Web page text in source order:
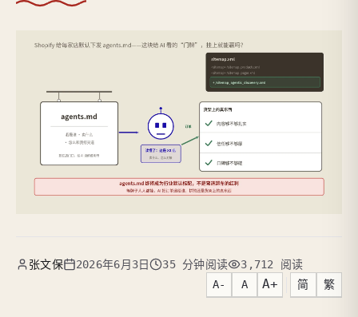
张文保 2026年6月3日 35 分钟阅读
3,712 阅读
A-
A A+ 简 繁